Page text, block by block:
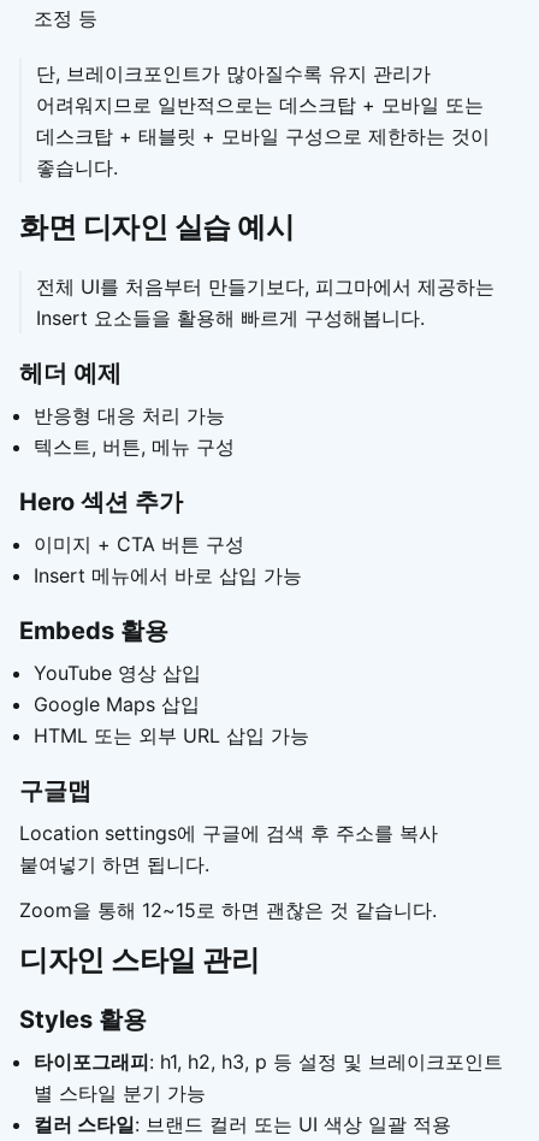
조정 등
단, 브레이크포인트가 많아질수록 유지 관리가
어려워지므로 일반적으로는 데스크탑 + 모바일 또는
데스크탑 + 태블릿 + 모바일 구성으로 제한하는 것이
좋습니다.
화면 디자인 실습 예시
전체 UI를 처음부터 만들기보다, 피그마에서 제공하는
Insert 요소들을 활용해 빠르게 구성해봅니다.
헤더 예제
반응형 대응 처리 가능
텍스트, 버튼, 메뉴 구성
Hero 섹션 추가
이미지 + CTA 버튼 구성
Insert 메뉴에서 바로 삽입 가능
Embeds 활용
YouTube 영상 삽입
Google Maps 삽입
HTML 또는 외부 URL 삽입 가능
구글맵
Location settings에 구글에 검색 후 주소를 복사
붙여넣기 하면 됩니다.
Zoom을 통해 12~15로 하면 괜찮은 것 같습니다.
디자인 스타일 관리
Styles 활용
타이포그래피: h1, h2, h3, p 등 설정 및 브레이크포인트
별 스타일 분기 가능
컬러 스타일: 브랜드 컬러 또는 UI 색상 일괄 적용